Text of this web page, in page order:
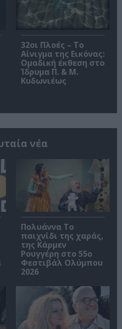
32οι Πλοές – Το
Αίνιγμα της Εικόνας:
Ομαδική έκθεση στο
Ίδρυμα Π. & Μ.
Κυδωνιέως
νέα
Πολυάννα Το
παιχνίδι της χαράς,
της Κάρμεν
Ρουγγέρη στο 55ο
Φεστιβάλ Ολύμπου
2026